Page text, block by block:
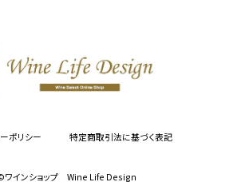
ポリシー 特定商取引法に基づく表記
ワインショップ Wine Life Design